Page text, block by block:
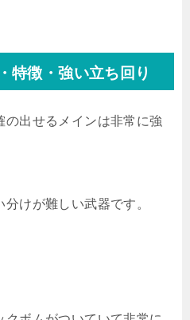
特徴・強い立ち回り
の出せるメインは非常に強
けが難しい武器です。